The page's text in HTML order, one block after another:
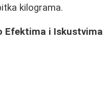
kilograma.
Efektima i Iskustvima